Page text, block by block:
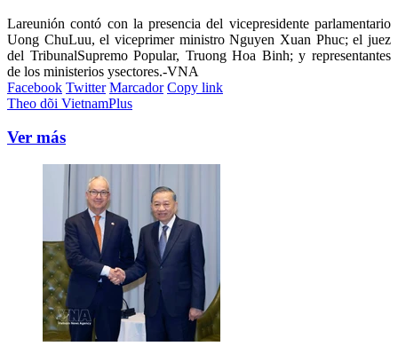
Lareunión contó con la presencia del vicepresidente parlamentario
Uong ChuLuu, el viceprimer ministro Nguyen Xuan Phuc; el juez
del TribunalSupremo Popular, Truong Hoa Binh; y representantes
de los ministerios ysectores.-VNA
Facebook Twitter Marcador Copy link
Theo dõi VietnamPlus
Ver más